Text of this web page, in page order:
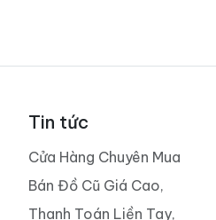
Tin tức
Cửa Hàng Chuyên Mua
Bán Đồ Cũ Giá Cao,
Thanh Toán Liền Tay,